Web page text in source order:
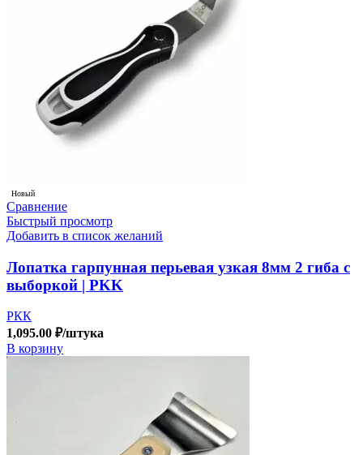
Новый
Сравнение
Быстрый просмотр
Добавить в список желаний
Лопатка гарпунная перьевая узкая 8мм 2 гиба с
выборкой | PKK
РКК
1,095.00 ₽/штука
В корзину